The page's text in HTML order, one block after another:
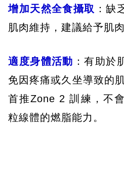
增加天然全食攝取 ：缺
肌肉維持，建議給予肌
適度身體活動 ：有助於
免因疼痛或久坐導致的
首推Zone 2 訓練，不
粒線體的燃脂能力。